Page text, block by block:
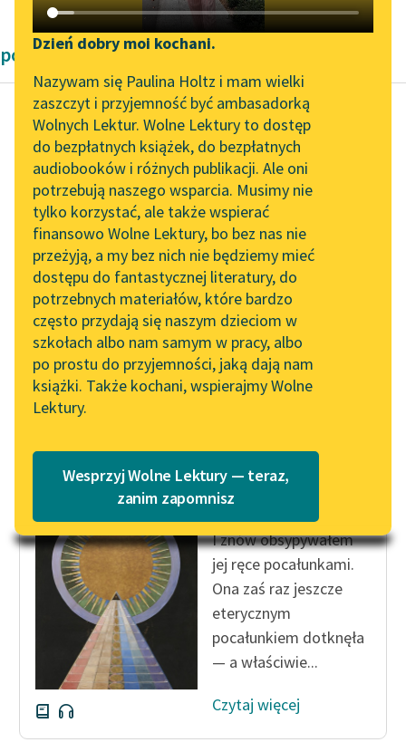
Katalog DAISY
Podkasty o książkach
Zgłoś brak utworu
Aktualności
„Prokurator Alicja Horn”
do słuchania
Byliśmy częścią AI Impact
Lab
Zapraszamy na spotkanie
online z tłumaczkami
literatury skandynawskiej
Spotkanie z Katarzyną
Tunkiel w Oslo
102. lata temu zmarł
Joseph Conrad
Lektury szkolne i klasyka
literatury do słuchania dla
uczennic i uczniów z
niepełnosprawnościami
E-kolekcja lektur
szkolnych i literatury do
słuchania dla uczennic i
uczniów z
niepełnosprawnościami
Feministyczne inspiracje.
Popularyzacja
Narzędzia
Mapa Wolnych Lektur
Leśmianator
Przewodnik dla piszących i
czytających
API
OAI-PMH
Widget Wolnych Lektur
Przypisy
Katalog w formacie PDF
Dzień dobry moi kochani.
Nazywam się Paulina Holtz i mam wielki
zaszczyt i przyjemność być ambasadorką
Wolnych Lektur. Wolne Lektury to dostęp
do bezpłatnych książek, do bezpłatnych
audiobooków i różnych publikacji. Ale oni
potrzebują naszego wsparcia. Musimy nie
tylko korzystać, ale także wspierać
finansowo Wolne Lektury, bo bez nas nie
przeżyją, a my bez nich nie będziemy mieć
dostępu do fantastycznej literatury, do
potrzebnych materiałów, które bardzo
często przydają się naszym dzieciom w
szkołach albo nam samym w pracy, albo
po prostu do przyjemności, jaką dają nam
książki. Także kochani, wspierajmy Wolne
Lektury.
Wesprzyj Wolne Lektury — teraz,
zanim zapomnisz
powieści fantastyczne
Antoni Lange
Miranda
Pocałowałem ją w
rękę: była to śliczna,
biała, delikatna,
pachnąca dłoń
królewny.
Uśmiechnęła się i...
Czytaj więcej
Antoni Lange
Miranda
I znów obsypywałem
jej ręce pocałunkami.
Ona zaś raz jeszcze
eterycznym
pocałunkiem dotknęła
— a właściwie...
Czytaj więcej